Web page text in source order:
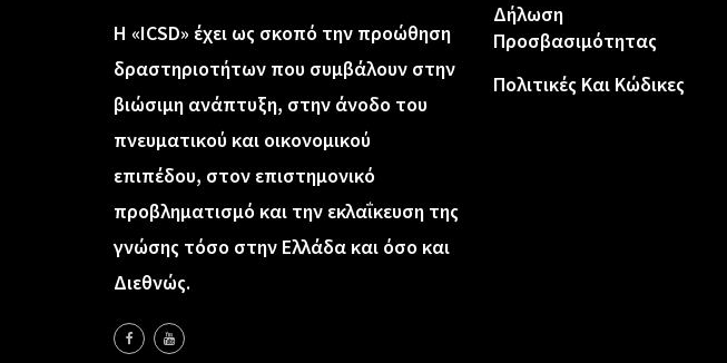
Η «ICSD» έχει ως σκοπό την προώθηση
δραστηριοτήτων που συμβάλουν στην
βιώσιμη ανάπτυξη, στην άνοδο του
πνευματικού και οικονομικού
επιπέδου, στον επιστημονικό
προβληματισμό και την εκλαΐκευση της
γνώσης τόσο στην Ελλάδα και όσο και
Διεθνώς.
Δήλωση
Προσβασιμότητας
Πολιτικές Και Κώδικες